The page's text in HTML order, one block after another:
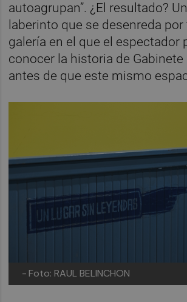
autoagrupan”. ¿El resultado?
laberinto que se desenreda por
galería en el que el espectador
conocer la historia de Gabinete
antes de que este mismo
- Foto: RAUL BELINCHON